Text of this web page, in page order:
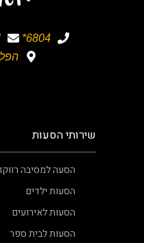
6804*
הפלדה
שירותי הסעות
הסעה למסיבה
הסעות ילדים
הסעות לאירועים
הסעות לבית ספר